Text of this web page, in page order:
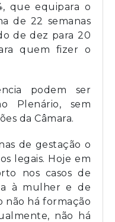
que equipara o
de 22 semanas
de dez para 20
quem fizer o
podem ser
Plenário, sem
da Câmara.
de gestação o
legais. Hoje em
nos casos de
à mulher e de
não há formação
não há